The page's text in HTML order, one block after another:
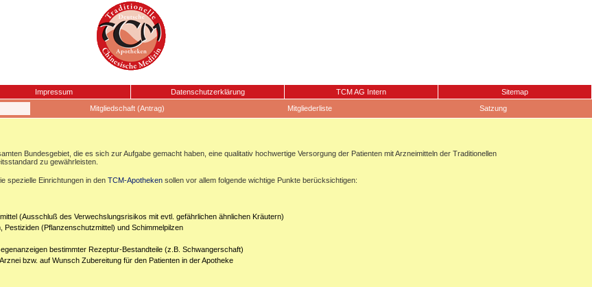
Impressum Datenschutzerklärung TCM AG Intern
Sitemap
Mitgliedschaft (Antrag) Mitgliederliste Satzung
Bundesgebiet, die es sich zur Aufgabe gemacht haben, eine qualitativ hochwertige Versorgung der Patienten mit Arzneimitteln der Traditionellen
zu gewährleisten.
spezielle Einrichtungen in den TCM-Apotheken sollen vor allem folgende wichtige Punkte berücksichtigen:
(Ausschluß des Verwechslungsrisikos mit evtl. gefährlichen ähnlichen Kräutern)
(Pflanzenschutzmittel) und Schimmelpilzen
bestimmter Rezeptur-Bestandteile (z.B. Schwangerschaft)
bzw. auf Wunsch Zubereitung für den Patienten in der Apotheke